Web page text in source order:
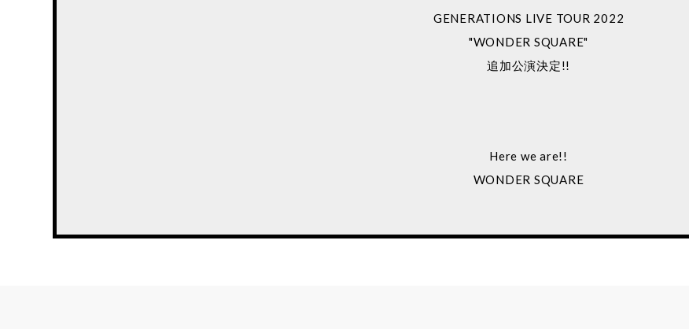
GENERATIONS LIVE TOUR 2022
"WONDER SQUARE"
追加公演決定!!
Here we are!!
WONDER SQUARE